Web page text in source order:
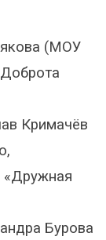
(МОУ
Кримачёв
«Дружная
Бурова